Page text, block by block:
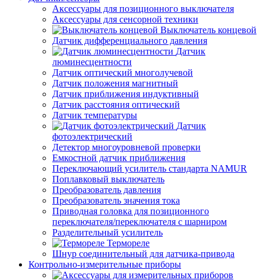
Аксессуары для позиционного выключателя
Аксессуары для сенсорной техники
Выключатель концевой
Датчик дифференциального давления
Датчик
люминесцентности
Датчик оптический многолучевой
Датчик положения магнитный
Датчик приближения индуктивный
Датчик расстояния оптический
Датчик температуры
Датчик
фотоэлектрический
Детектор многоуровневой проверки
Емкостной датчик приближения
Переключающий усилитель стандарта NAMUR
Поплавковый выключатель
Преобразователь давления
Преобразователь значения тока
Приводная головка для позиционного
переключателя/переключателя с шарниром
Разделительный усилитель
Термореле
Шнур соединительный для датчика-привода
Контрольно-измерительные приборы